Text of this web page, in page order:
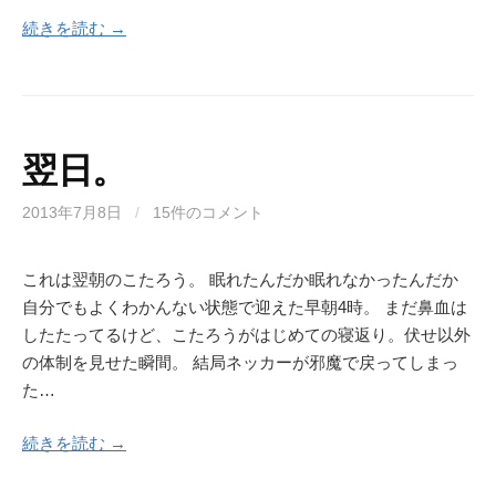
続きを読む →
翌日。
2013年7月8日 / 15件のコメント
これは翌朝のこたろう。 眠れたんだか眠れなかったんだか
自分でもよくわかんない状態で迎えた早朝4時。 まだ鼻血は
したたってるけど、こたろうがはじめての寝返り。伏せ以外
の体制を見せた瞬間。 結局ネッカーが邪魔で戻ってしまっ
た…
続きを読む →